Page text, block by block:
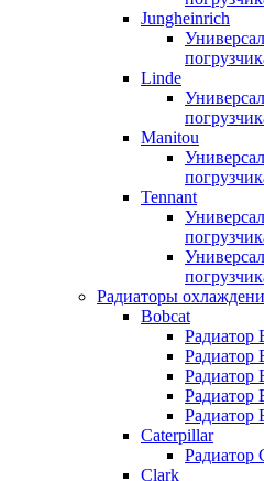
Jungheinrich
Linde
Manitou
Tennant
Радиаторы
Bobcat
Радиатор
Радиатор
Радиатор
Радиатор
Радиатор
Caterpillar
Радиатор
Clark